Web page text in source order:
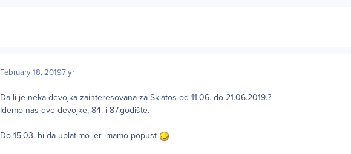
February 18, 20197 yr
Da li je neka devojka zainteresovana za Skiatos od 11.06. do 21.06.2019.?
Idemo nas dve devojke, 84. i 87.godište.
Do 15.03. bi da uplatimo jer imamo popust